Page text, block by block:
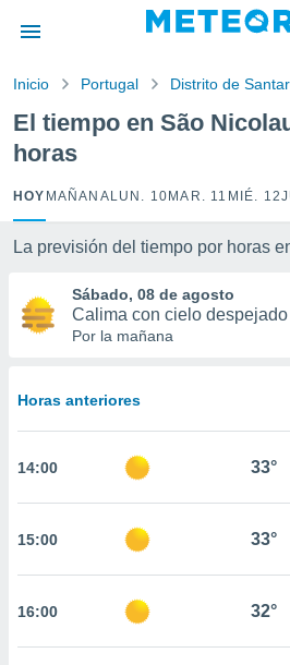
por
para
la
calidad.
a este
las
y
forma
basada
permite
coste.
botón
a la
CONTINUAR
Inicio Portugal Distrito de
El tiempo en São
horas
HOY MAÑANA LUN. 10 MAR. 11 MIÉ. 12
La previsión del tiempo por horas
Sábado, 08 de agosto
Calima con cielo despejado
Por la mañana
Horas anteriores
14:00 33°
15:00 33°
16:00 32°